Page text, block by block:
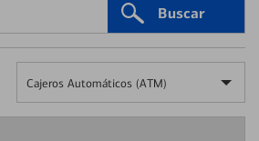
Buscar
Cajeros Automáticos (ATM)